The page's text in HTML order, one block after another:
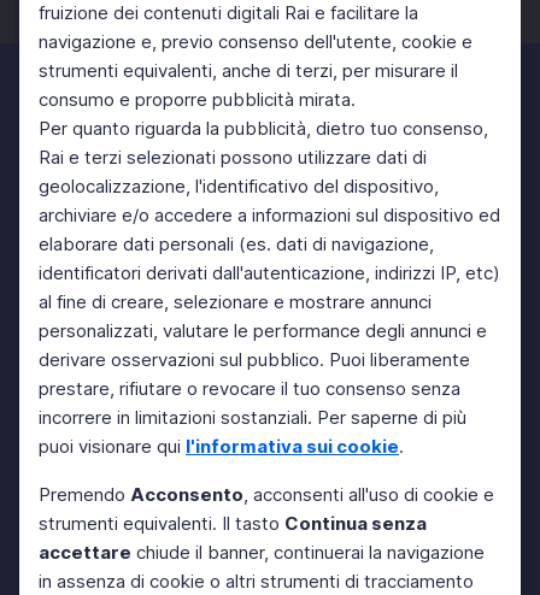
fruizione dei contenuti digitali Rai e facilitare la
navigazione e, previo consenso dell'utente, cookie e
strumenti equivalenti, anche di terzi, per misurare il
consumo e proporre pubblicità mirata.
Per quanto riguarda la pubblicità, dietro tuo consenso,
Rai e terzi selezionati possono utilizzare dati di
geolocalizzazione, l'identificativo del dispositivo,
archiviare e/o accedere a informazioni sul dispositivo ed
elaborare dati personali (es. dati di navigazione,
identificatori derivati dall'autenticazione, indirizzi IP, etc)
al fine di creare, selezionare e mostrare annunci
personalizzati, valutare le performance degli annunci e
derivare osservazioni sul pubblico. Puoi liberamente
prestare, rifiutare o revocare il tuo consenso senza
incorrere in limitazioni sostanziali. Per saperne di più
puoi visionare qui l'informativa sui cookie.
Premendo Acconsento, acconsenti all'uso di cookie e
strumenti equivalenti. Il tasto Continua senza
accettare chiude il banner, continuerai la navigazione
in assenza di cookie o altri strumenti di tracciamento
Facebook Twitter Instagram